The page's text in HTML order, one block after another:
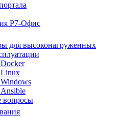
Р7-Офис
для высоконагруженных
Linux
вопросы